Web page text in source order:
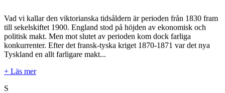
Vad vi kallar den viktorianska tidsåldern är perioden från 1830 fram
till sekelskiftet 1900. England stod på höjden av ekonomisk och
politisk makt. Men mot slutet av perioden kom dock farliga
konkurrenter. Efter det fransk-tyska kriget 1870-1871 var det nya
Tyskland en allt farligare makt...
+ Läs mer
S